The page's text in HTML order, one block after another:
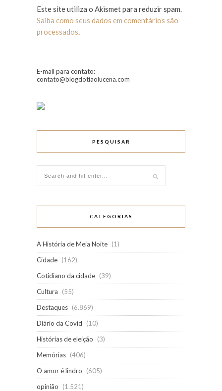
Este site utiliza o Akismet para reduzir spam.
Saiba como seus dados em comentários são
processados.
E-mail para contato:
contato@blogdotiaolucena.com
PESQUISAR
CATEGORIAS
A História de Meia Noite (1)
Cidade (162)
Cotidiano da cidade (39)
Cultura
(55)
Destaques (6.869)
Diário da Covid
(10)
Histórias de eleição
(3)
Memórias (406)
O amor é lindro
(605)
opinião
(1.521)